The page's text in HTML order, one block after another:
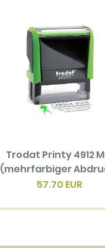
Trodat Printy 4912
(mehrfarbiger
57.70 EUR